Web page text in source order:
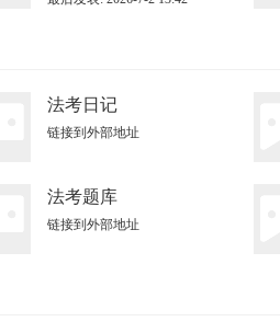
法考日记
链接到外部地址
法考题库
链接到外部地址
草案，正在征求 ... 法